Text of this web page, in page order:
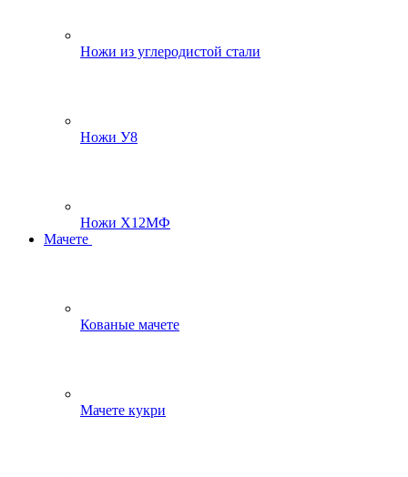
Ножи из углеродистой стали
Ножи У8
Ножи Х12МФ
Мачете
Кованые мачете
Мачете кукри